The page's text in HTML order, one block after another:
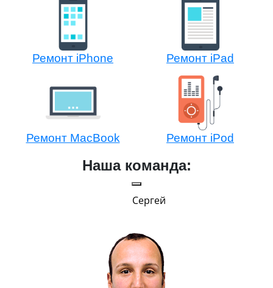
Ремонт iPhone Ремонт iPad
Ремонт MacBook Ремонт iPod
Наша команда:
Сергей